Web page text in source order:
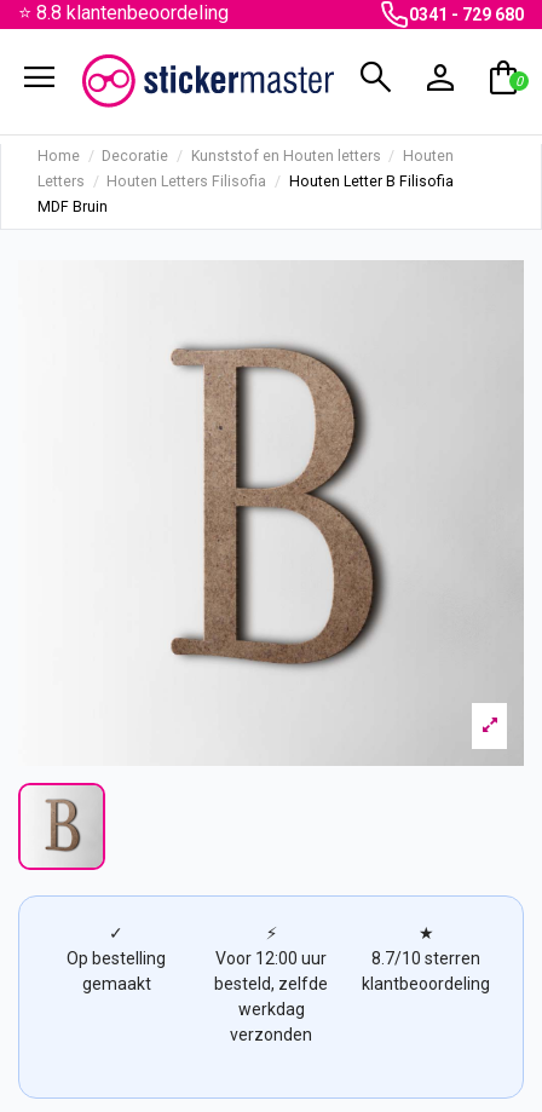
⭐ 8.8 klantenbeoordeling 0341 - 729 680
menu search person shopping_bag
0
Home Decoratie Kunststof en Houten letters
Houten
Letters
Houten Letters Filisofia
Houten Letter B Filisofia
MDF Bruin
✓
Op bestelling
gemaakt
⚡
Voor 12:00 uur
besteld, zelfde
werkdag
verzonden
★
8.7/10 sterren
klantbeoordeling